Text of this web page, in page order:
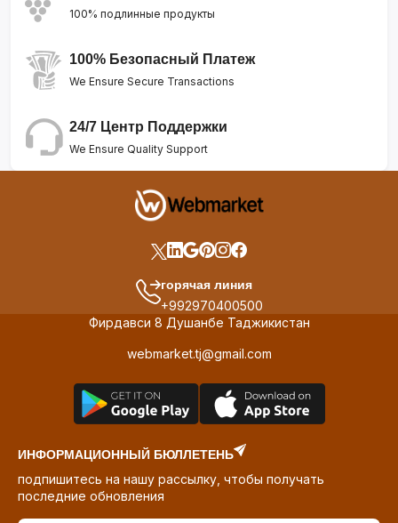
100% подлинные продукты
100% Безопасный Платеж
We Ensure Secure Transactions
24/7 Центр Поддержки
We Ensure Quality Support
горячая линия
+992970400500
Фирдавси 8 Душанбе Таджикистан
webmarket.tj@gmail.com
ИНФОРМАЦИОННЫЙ БЮЛЛЕТЕНЬ
подпишитесь на нашу рассылку, чтобы получать
последние обновления